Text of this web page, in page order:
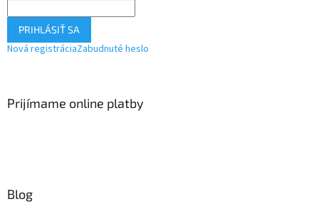
PRIHLÁSIŤ SA
Nová registráciaZabudnuté heslo
Prijímame online platby
Blog